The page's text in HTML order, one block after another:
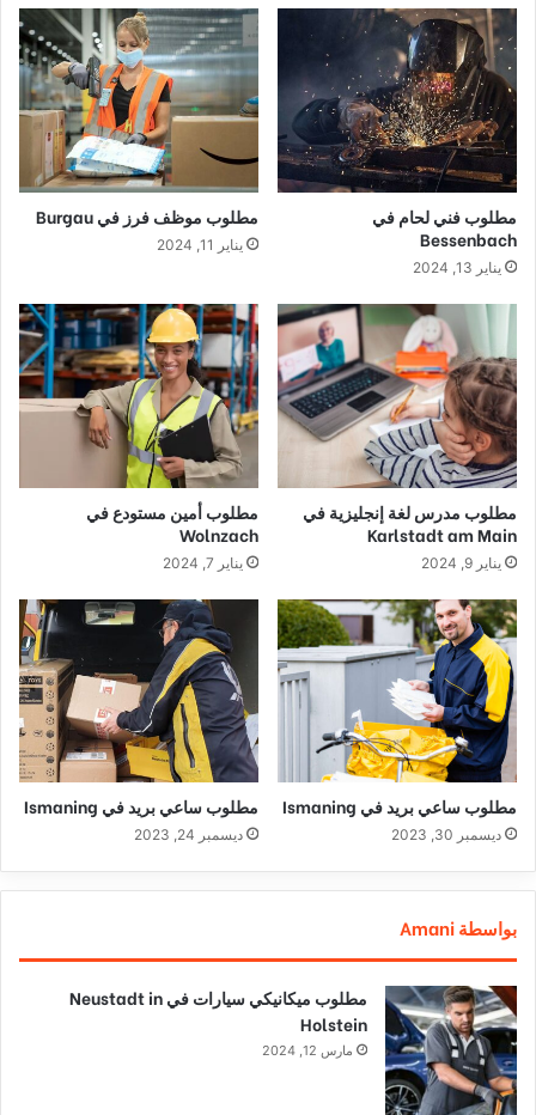
مطلوب فني لحام في
Bessenbach
يناير 13, 2024
مطلوب موظف فرز في Burgau
يناير 11, 2024
مطلوب مدرس لغة إنجليزية في
Karlstadt am Main
يناير 9, 2024
مطلوب أمين مستودع في
Wolnzach
يناير 7, 2024
مطلوب ساعي بريد في Ismaning
ديسمبر 30, 2023
مطلوب ساعي بريد في Ismaning
ديسمبر 24, 2023
بواسطة Amani
مطلوب ميكانيكي سيارات في Neustadt in
Holstein
مارس 12, 2024